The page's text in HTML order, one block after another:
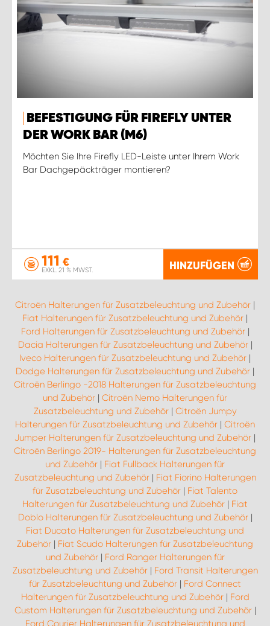
BEFESTIGUNG FÜR FIREFLY UNTER
DER WORK BAR (M6)
Möchten Sie Ihre Firefly LED-Leiste unter Ihrem Work
Bar Dachgepäckträger montieren?
111 €
EXKL. 21 % MWST. HINZUFÜGEN
Citroën Halterungen für Zusatzbeleuchtung und Zubehör |
Fiat Halterungen für Zusatzbeleuchtung und Zubehör |
Ford Halterungen für Zusatzbeleuchtung und Zubehör|
Dacia Halterungen für Zusatzbeleuchtung und Zubehör|
Iveco Halterungen für Zusatzbeleuchtung und Zubehör |
Dodge Halterungen für Zusatzbeleuchtung und Zubehör |
Citroën Berlingo -2018 Halterungen für Zusatzbeleuchtung
und Zubehör | Citroën Nemo Halterungen für
Zusatzbeleuchtung und Zubehör| Citroën Jumpy
Halterungen für Zusatzbeleuchtung und Zubehör | Citroën
Jumper Halterungen für Zusatzbeleuchtung und Zubehör |
Citroën Berlingo 2019- Halterungen für Zusatzbeleuchtung
und Zubehör | Fiat Fullback Halterungen für
Zusatzbeleuchtung und Zubehör| Fiat Fiorino Halterungen
für Zusatzbeleuchtung und Zubehör | Fiat Talento
Halterungen für Zusatzbeleuchtung und Zubehör | Fiat
Doblo Halterungen für Zusatzbeleuchtung und Zubehör|
Fiat Ducato Halterungen für Zusatzbeleuchtung und
Zubehör | Fiat Scudo Halterungen für Zusatzbeleuchtung
und Zubehör| Ford Ranger Halterungen für
Zusatzbeleuchtung und Zubehör| Ford Transit Halterungen
für Zusatzbeleuchtung und Zubehör | Ford Connect
Halterungen für Zusatzbeleuchtung und Zubehör| Ford
Custom Halterungen für Zusatzbeleuchtung und Zubehör|
Ford Courier Halterungen für Zusatzbeleuchtung und